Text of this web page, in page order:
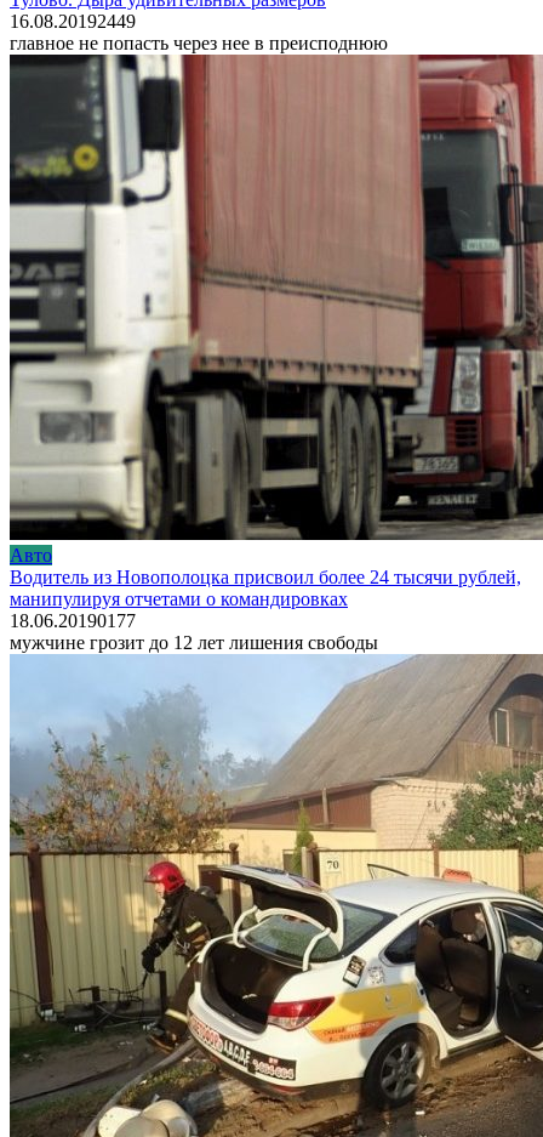
16.08.20192449
главное не попасть через нее в преисподнюю
Авто
Водитель из Новополоцка присвоил более 24 тысячи рублей,
манипулируя отчетами о командировках
18.06.20190177
мужчине грозит до 12 лет лишения свободы